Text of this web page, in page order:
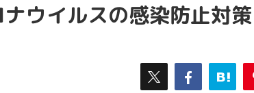
ウイルスの感染防止対